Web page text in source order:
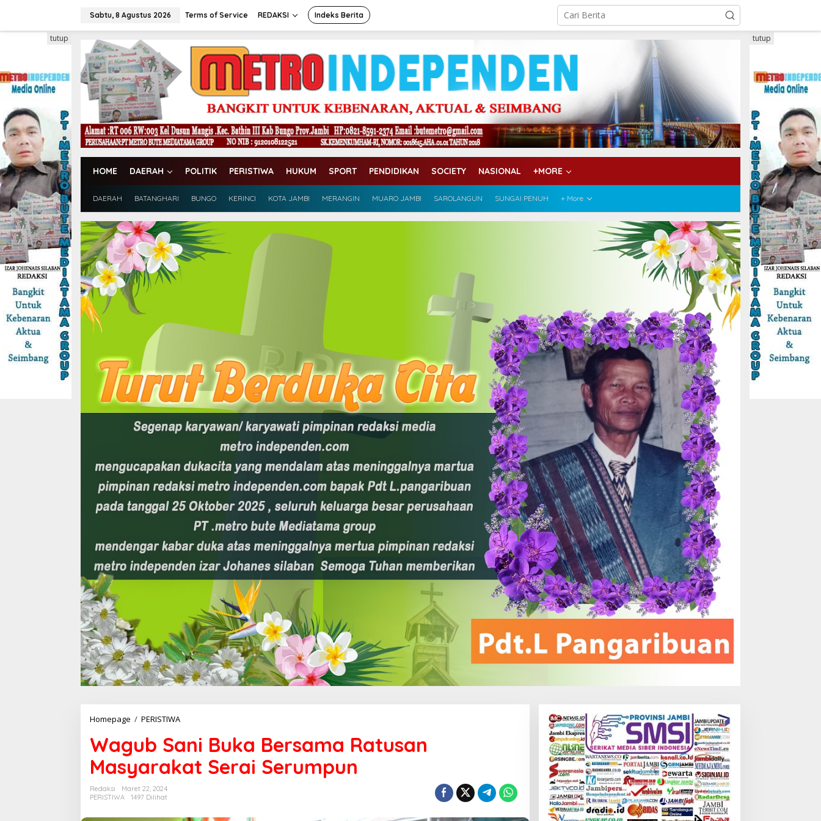
k
e
e
n
Sabtu, 8 Agustus 2026 Terms of Service REDAKSI Indeks Berita
HOME DAERAH POLITIK PERISTIWA HUKUM SPORT PENDIDIKAN SOCIETY NASIONAL +MORE
DAERAH BATANGHARI BUNGO KERINCI KOTA JAMBI MERANGIN MUARO JAMBI SAROLANGUN SUNGAI PENUH + More
tutup tutup
Homepage / PERISTIWA
g
u
b
S
B
Wagub Sani Buka Bersama Ratusan
Masyarakat Serai Serumpun
Redaksi
Maret 22, 2024
PERISTIWA
1497 Dilihat